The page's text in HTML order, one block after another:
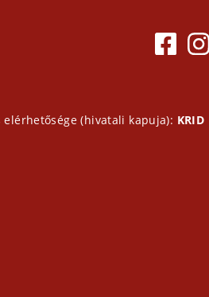
(hivatali kapuja): KRID